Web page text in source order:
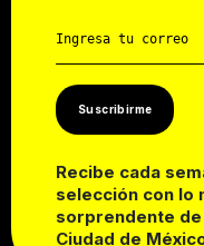
Suscribirme
Recibe cada
selección con lo
sorprendente de
Ciudad de
Personal
Casa
ACERCA
Te
música,